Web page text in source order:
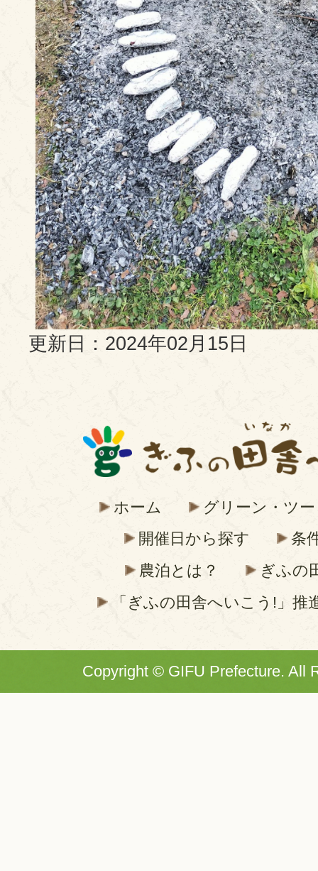
更新日：2024年02月15日
ホーム
グリーン・ツ
開催日から探す
条
農泊とは？
ぎふの
「ぎふの田舎へいこう!」推
Copyright © GIFU Prefecture. All